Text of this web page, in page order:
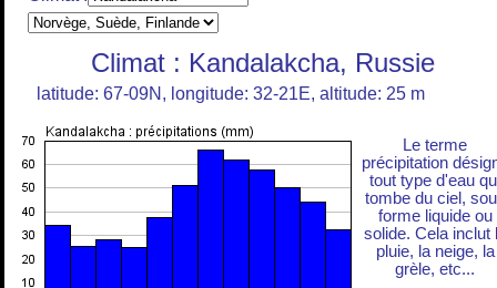
Climat : Kandalakcha, Russie
latitude: 67-09N, longitude: 32-21E, altitude: 25 m
Le terme
précipitation
tout type d'eau
tombe du ciel,
forme liquide ou
solide. Cela inclut
pluie, la neige, la
grèle, etc...